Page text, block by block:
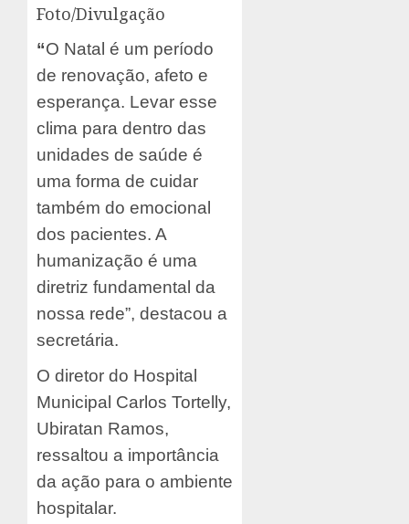
Foto/Divulgação
“O Natal é um período
de renovação, afeto e
esperança. Levar esse
clima para dentro das
unidades de saúde é
uma forma de cuidar
também do emocional
dos pacientes. A
humanização é uma
diretriz fundamental da
nossa rede”, destacou a
secretária.
O diretor do Hospital
Municipal Carlos Tortelly,
Ubiratan Ramos,
ressaltou a importância
da ação para o ambiente
hospitalar.